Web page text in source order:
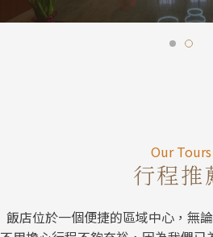
Our
Our Tours
行程推
飯店位於一個便捷的區域中心，無